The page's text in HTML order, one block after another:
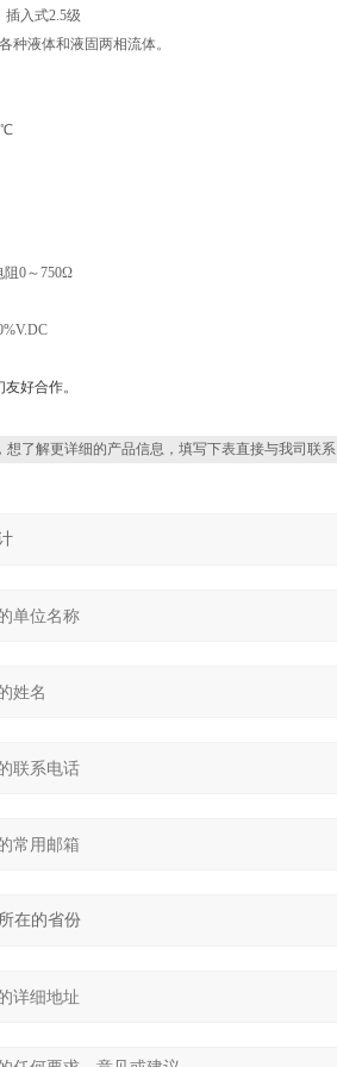
入式2.5级
种液体和液固两相流体。
阻0～750Ω
好合作。
想了解更详细的产品信息，填写下表直接与我司联